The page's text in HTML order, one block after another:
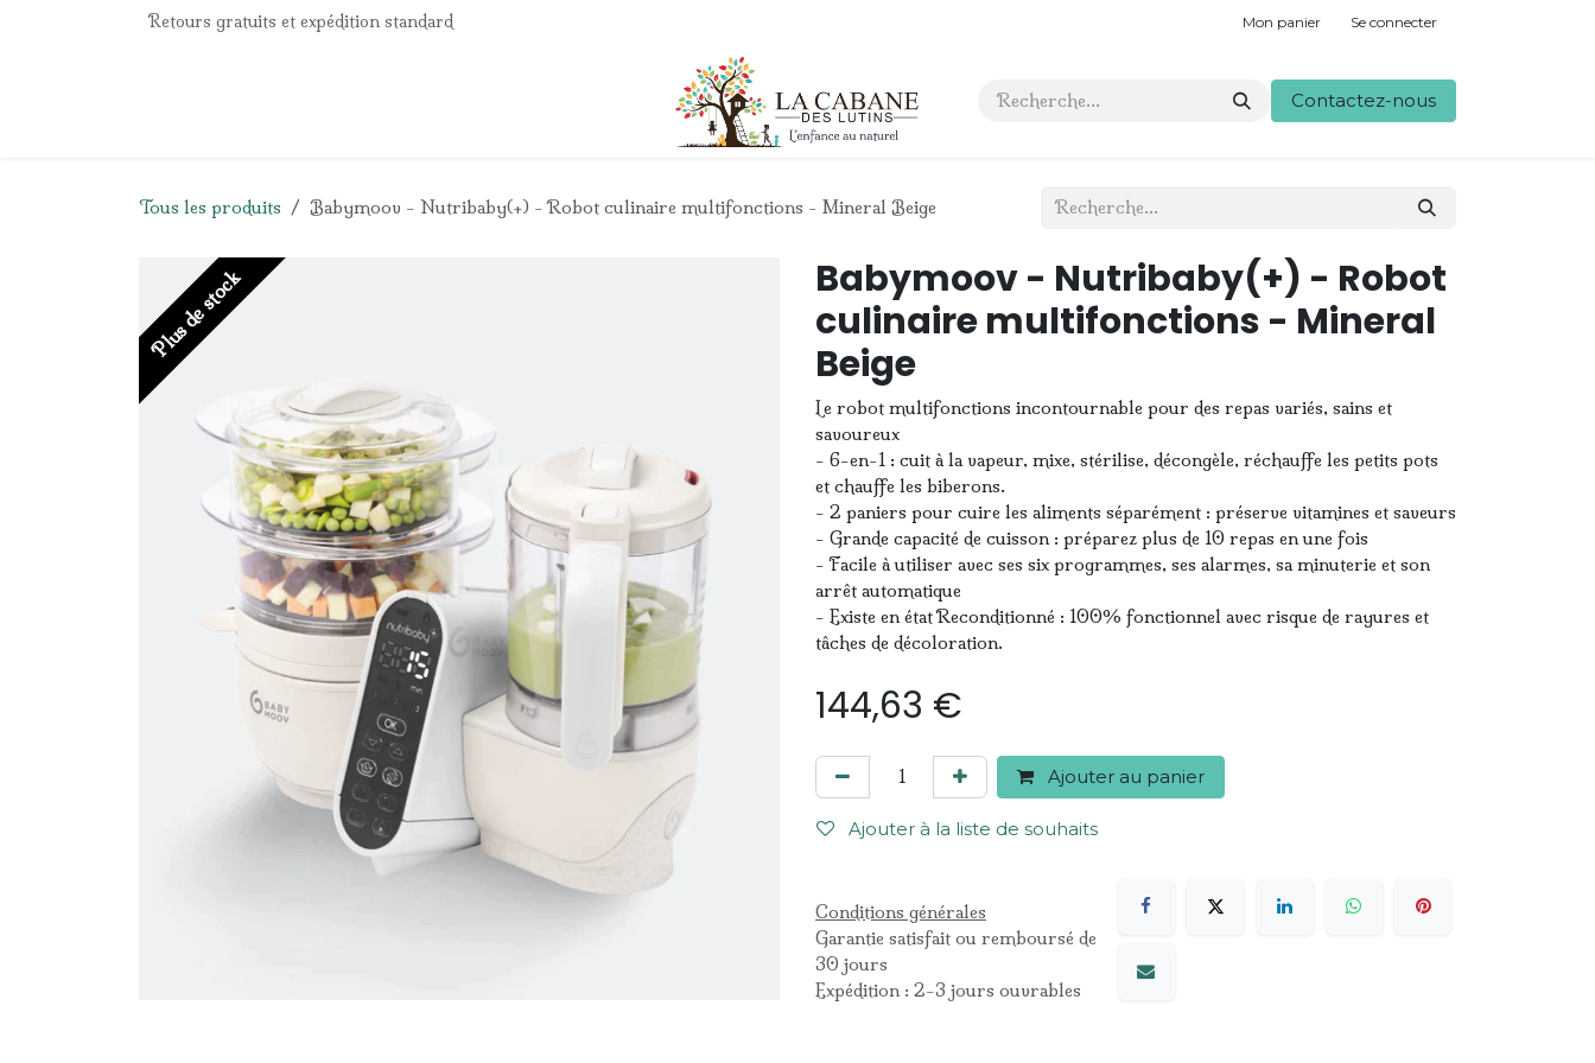
Se rendre au contenuRetours gratuits et expédition standard Mon panier Se connecter
Contact Contactez-nous
Tous les produits Babymoov - Nutribaby(+) - Robot culinaire multifonctions - Mineral Beige
Plus de stock
Babymoov - Nutribaby(+) - Robot
culinaire multifonctions - Mineral
Beige
Le robot multifonctions incontournable pour des repas variés, sains et
savoureux
- 6-en-1 : cuit à la vapeur, mixe, stérilise, décongèle, réchauffe les petits pots
et chauffe les biberons.
- 2 paniers pour cuire les aliments séparément : préserve vitamines et saveurs
- Grande capacité de cuisson : préparez plus de 10 repas en une fois
- Facile à utiliser avec ses six programmes, ses alarmes, sa minuterie et son
arrêt automatique
- Existe en état Reconditionné : 100% fonctionnel avec risque de rayures et
tâches de décoloration.
144,63 €
Ajouter au panier
Ajouter à la liste de souhaits
Conditions générales
Garantie satisfait ou remboursé de
30 jours
Expédition : 2-3 jours ouvrables